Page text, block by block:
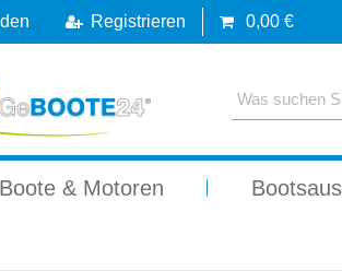
Registrieren 0,00 €
Boote & Motoren